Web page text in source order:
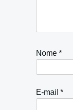
Nome *
E-mail *